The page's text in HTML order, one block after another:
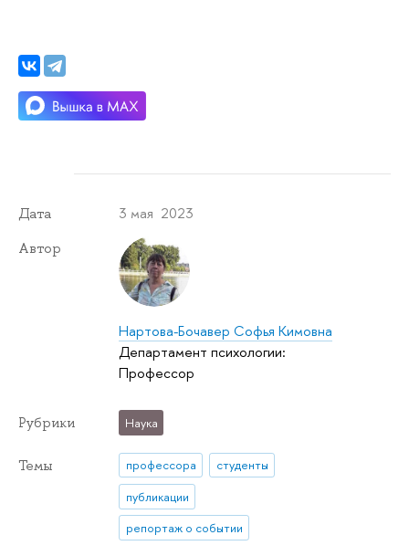
Дата 3 мая 2023
Автор
Нартова-Бочавер Софья Кимовна
Департамент психологии:
Профессор
Рубрики Наука
Темы профессора
студенты
публикации
репортаж о событии